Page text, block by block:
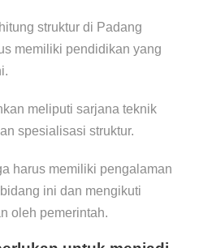
struktur di Padang
memiliki pendidikan yang
meliputi sarjana teknik
spesialisasi struktur.
harus memiliki pengalaman
ini dan mengikuti
oleh pemerintah.